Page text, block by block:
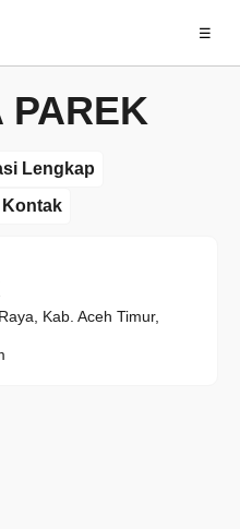
☰
PAREK
Lengkap
Kontak
Kab. Aceh Timur,